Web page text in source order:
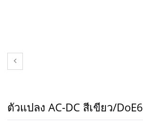
ตัวแปลง AC-DC สีเขียว/DoE6